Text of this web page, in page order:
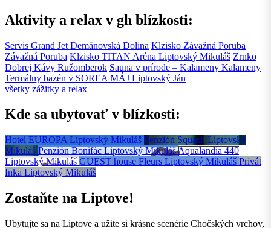
Aktivity a relax v gh blízkosti:
Servis Grand Jet Demänovská Dolina Klzisko Závažná Poruba
Závažná Poruba Klzisko TITAN Aréna Liptovský Mikuláš Zrnko
Dobrej Kávy Ružomberok Sauna v prírode – Kalameny Kalameny
Termálny bazén v SOREA MÁJ Liptovský Ján
všetky zážitky a relax
Kde sa ubytovať v blízkosti:
Hotel EUROPA Liptovský Mikuláš Penzión Squash Liptovský
Mikuláš Penzión Bonifác Liptovský MikulášAqualandia 440
Liptovský Mikuláš GUEST house Fleurs Liptovský Mikuláš Privát
Inka Liptovský Mikuláš
Zostaňte na Liptove!
Ubytujte sa na Liptove a užite si krásne scenérie Chočských vrchov,